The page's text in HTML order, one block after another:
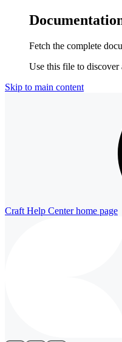
Fetch the complete
Use this file to discover
Skip to main content
Craft Help Centerhome page